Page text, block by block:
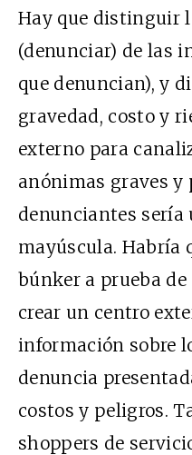
Hay que distinguir
(denunciar) de las
que denuncian), y
gravedad, costo y
externo para
anónimas graves y
denunciantes sería
mayúscula. Habría
búnker a prueba
crear un centro
información sobre
denuncia
costos y peligros.
shoppers de